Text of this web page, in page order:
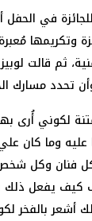
للجائزة في
وتكريمها
ثم قالت
تحدد مسارك
لكوني أُرى
عليه وما كان
كل فنان وكل
كيف يفعل ذلك
أشعر بالفخر